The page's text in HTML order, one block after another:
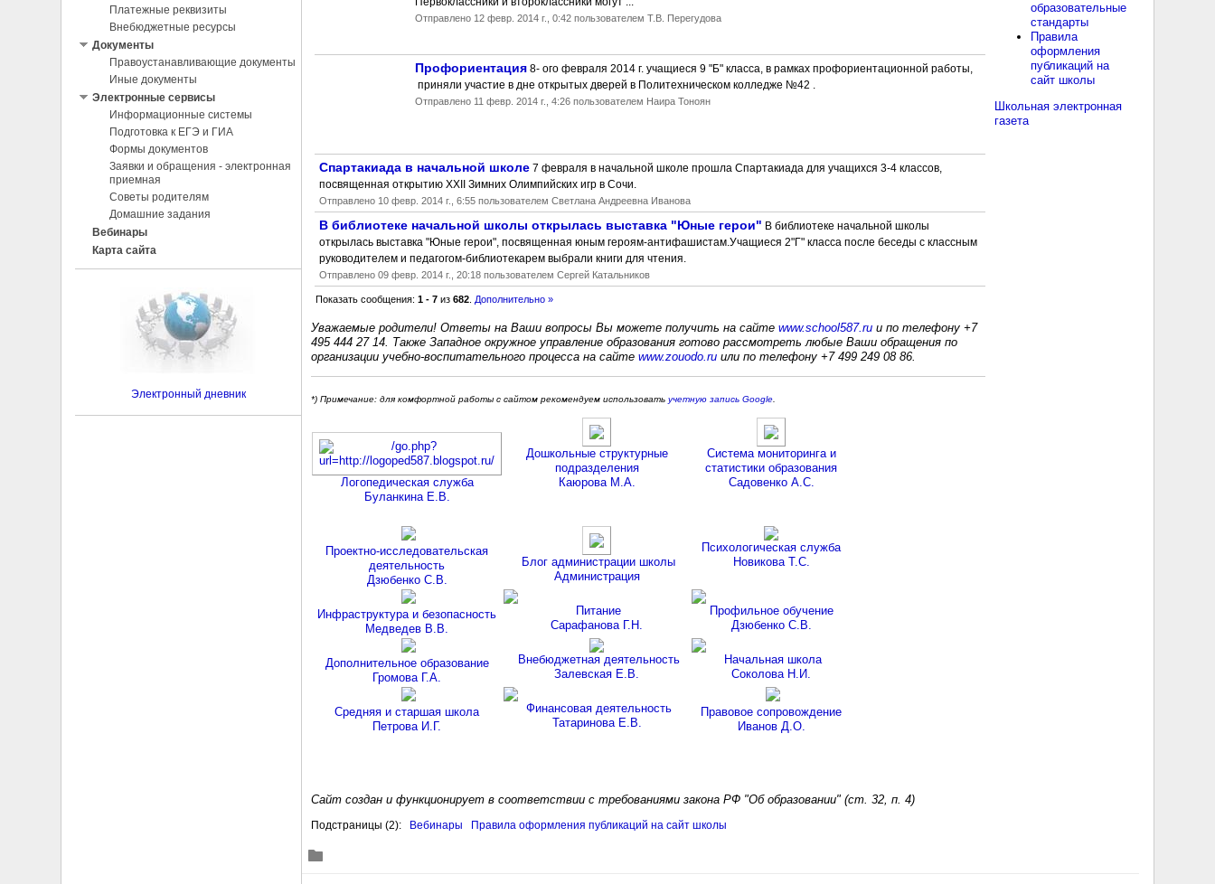
Платежные реквизиты
Внебюджетные ресурсы
Документы
Правоустанавливающие документы
Иные документы
Электронные сервисы
Информационные системы
Подготовка к ЕГЭ и ГИА
Формы документов
Заявки и обращения - электронная
приемная
Советы родителям
Домашние задания
Вебинары
Карта сайта
Электронный дневник
Отправлено 12 февр. 2014 г., 0:42 пользователем Т.В. Перегудова
Профориентация 8- ого февраля 2014 г. учащиеся 9 "Б" класса, в рамках профориентационной работы,
приняли участие в дне открытых дверей в Политехническом колледже №42 .
Отправлено 11 февр. 2014 г., 4:26 пользователем Наира Тоноян
Спартакиада в начальной школе 7 февраля в начальной школе прошла Спартакиада для учащихся 3-4 классов,
посвященная открытию XXII Зимних Олимпийских игр в Сочи.
Отправлено 10 февр. 2014 г., 6:55 пользователем Светлана Андреевна Иванова
В библиотеке начальной школы открылась выставка "Юные герои" В библиотеке начальной школы
открылась выставка "Юные герои", посвященная юным героям-антифашистам.Учащиеся 2"Г" класса после беседы с классным
руководителем и педагогом-библиотекарем выбрали книги для чтения.
Отправлено09 февр. 2014 г., 20:18 пользователем Сергей Катальников
Показать сообщения:1 - 7 из682 Дополнительно »
Уважаемые родители! Ответы на Ваши вопросы Вы можете получить на сайтеwww.school587.ru и по телефону +7
495 444 27 14. Также Западное­ окружное управление­­ образовани­­я готово рассмотреть любые Ваши обращения по
организаци­­и учебно-воспитател­­ьного процесса на сайтеwww.zouodo.ru или по телефону +7 499 249 08 86.
*) Примечание: для комфортной работы с сайтом рекомендуем использоватьучетную запись Google
образовательные
стандарты
Правила
оформления
публикаций на
сайт школы
Школьная электронная
газета
Логопедическая служба
Буланкина Е.В.
Дошкольные структурные
подразделения
Каюрова М.А.
Система мониторинга и
статистики образования
Садовенко А.С.
Проектно-исследовательская
деятельность
Дзюбенко С.В.
Блог администрации школы
Администрация
Психологическая служба
Новикова Т.С.
Инфраструктура и безопасность
Медведев В.В.
Питание
Сарафанова Г.Н.
Профильное обучение
Дзюбенко С.В.
Дополнительное образование
Громова Г.А.
Внебюджетная деятельность
Залевская Е.В.
Начальная школа
Соколова Н.И.
Средняя и старшая школа
Петрова И.Г.
Финансовая деятельность
Татаринова Е.В.
Правовое сопровождение
Иванов Д.О.
Сайт создан и функционирует в соответствии с требованиями закона РФ "Об образовании" (ст. 32, п. 4)
Подстраницы(2): Вебинары Правила оформления публикаций на сайт школы
Č